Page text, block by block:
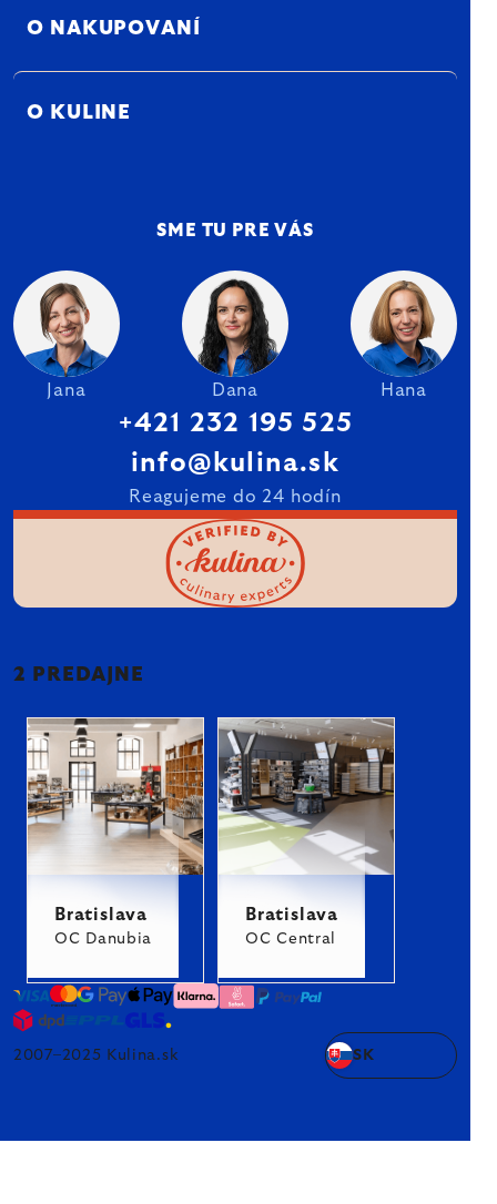
O NAKUPOVANÍ
O KULINE
SME TU PRE VÁS
Jana Dana Hana
+421 232 195 525
info@kulina.sk
Reagujeme do 24 hodín
2 PREDAJNE
Bratislava
OC Danubia
Bratislava
OC Central
2007–2025 Kulina.sk SK